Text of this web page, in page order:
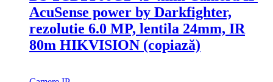
AcuSense power by Darkfighter,
rezolutie 6.0 MP, lentila 24mm, IR
80m HIKVISION (copiază)